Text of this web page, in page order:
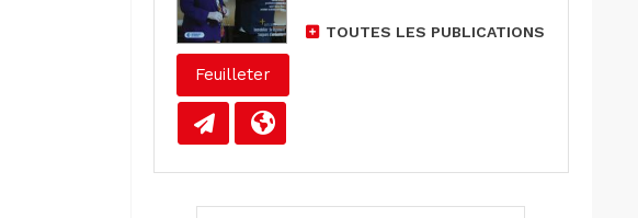
Feuilleter
TOUTES LES PUBLICATIONS